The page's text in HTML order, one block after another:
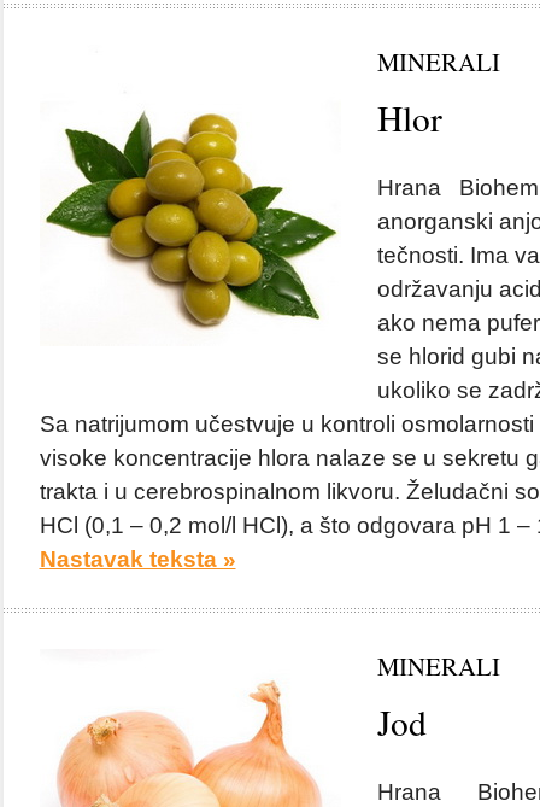
MINERALI
Hlor
Hrana
anorganski
tečnosti. Ima
održavanju
ako nema
se hlorid gubi
ukoliko se
Sa natrijumom učestvuje u kontroli
visoke koncentracije hlora nalaze se u sekretu
trakta i u cerebrospinalnom likvoru. Želudačni
HCl (0,1 – 0,2 mol/l HCl), a što odgovara pH 1
Nastavak teksta »
MINERALI
Jod
Hrana